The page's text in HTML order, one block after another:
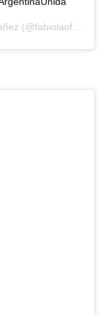
(@fabiolaoficialok) el